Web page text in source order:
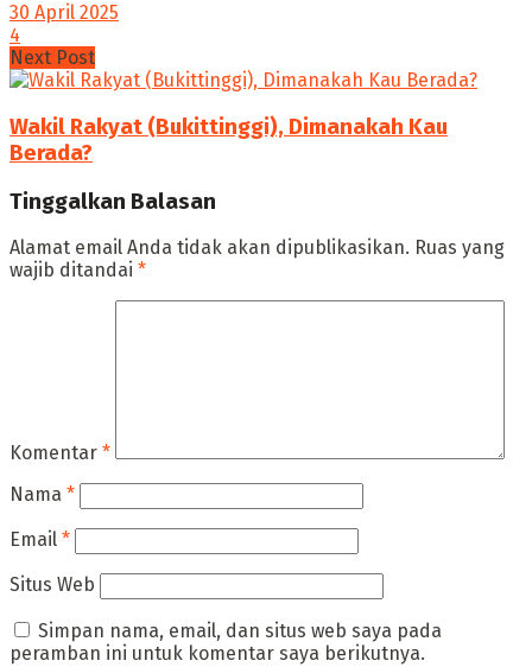
30 April 2025
4
Next Post
Wakil Rakyat (Bukittinggi), Dimanakah Kau
Berada?
Tinggalkan Balasan
Alamat email Anda tidak akan dipublikasikan. Ruas yang
wajib ditandai *
Komentar *
Nama *
Email *
Situs Web
Simpan nama, email, dan situs web saya pada
peramban ini untuk komentar saya berikutnya.